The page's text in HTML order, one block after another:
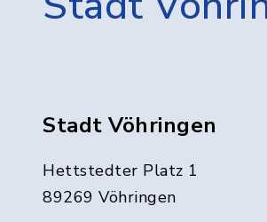
Stadt Vöhringen
Hettstedter Platz 1
89269 Vöhringen